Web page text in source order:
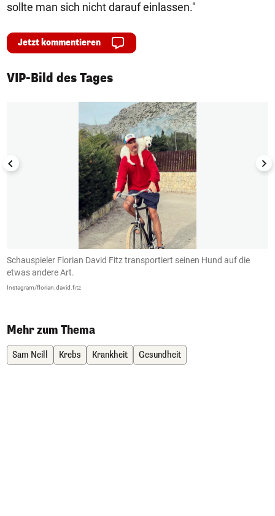
sollte man sich nicht darauf einlassen."
Jetzt kommentieren
VIP-Bild des Tages
1/50
Schauspieler Florian David Fitz transportiert seinen Hund auf die
etwas andere Art.
Instagram/florian.david.fitz
Mehr zum Thema
Sam Neill Krebs Krankheit Gesundheit